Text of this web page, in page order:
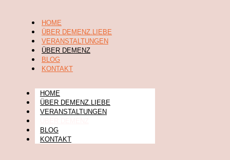
HOME
ÜBER DEMENZ.LIEBE
VERANSTALTUNGEN
ÜBER DEMENZ
BLOG
KONTAKT
HOME
ÜBER DEMENZ.LIEBE
VERANSTALTUNGEN
BLOG
KONTAKT